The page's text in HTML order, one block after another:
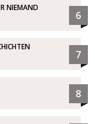
NIEMAND
6
7
8